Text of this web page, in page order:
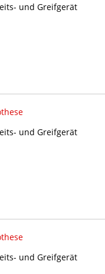
und Greifgerät
und Greifgerät
und Greifgerät